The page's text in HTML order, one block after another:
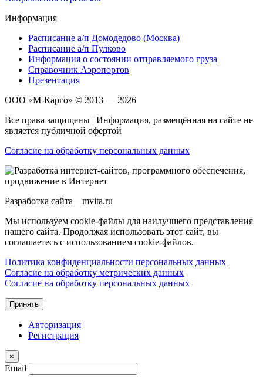
Информация
Расписание а/п Домодедово (Москва)
Расписание а/п Пулково
Информация о состоянии отправляемого груза
Справочник Аэропортов
Презентация
ООО «М-Карго» © 2013 — 2026
Все права защищены | Информация, размещённая на сайте не
является публичной офертой
Согласие на обработку персональных данных
Разработка сайта – mvita.ru
Мы используем cookie-файлы для наилучшего представления
нашего сайта. Продолжая использовать этот сайт, вы
соглашаетесь с использованием cookie-файлов.
Политика конфиденциальности персональных данных
Согласие на обработку метрических данных
Согласие на обработку персональных данных
Принять
Авторизация
Регистрация
×
Email